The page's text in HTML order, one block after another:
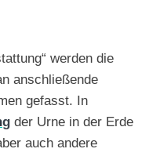
werden die
anschließende
gefasst. In
der Urne in der Erde
auch andere